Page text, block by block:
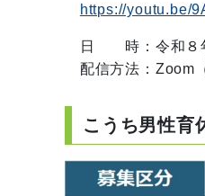
https://youtu.be/
日 時：令和８年
配信方法：Zoom
こうち男性育